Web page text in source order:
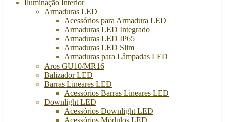
Iluminação Interior
Armaduras LED
Acessórios para Armadura LED
Armaduras LED Integrado
Armaduras LED IP65
Armaduras LED Slim
Armaduras para Lâmpadas LED
Aros GU10/MR16
Balizador LED
Barras Lineares LED
Acessórios Barras Lineares LED
Downlight LED
Acessórios Downlight LED
Acessórios Módulos LED